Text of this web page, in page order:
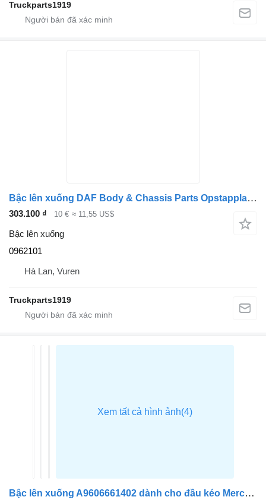
Truckparts1919
Bậc lên xuống DAF Body & Chassis Parts Opstapplaat 0962101 dành cho xe tải
303.100 ₫ 10 € ≈ 11,55 US$
Bậc lên xuống
0962101
Hà Lan, Vuren
Truckparts1919
Bậc lên xuống A9606661402 dành cho đầu kéo Mercedes-Benz ACTROS MP4